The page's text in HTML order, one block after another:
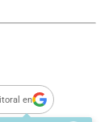
en